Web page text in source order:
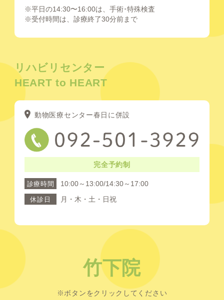
※平日の14:30〜16:00は、手術･特殊検査
※受付時間は、診療終了30分前まで
リハビリセンター
HEART to HEART
動物医療センター春日に併設
完全予約制
診療時間 10:00～13:00/14:30～17:00
休診日 月・木・土・日祝
竹下院
※ボタンをクリックしてください